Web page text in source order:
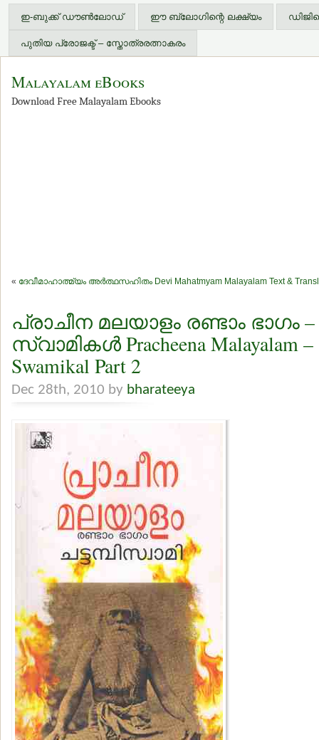
ഇ-ബുക്ക് ഡൗണ്‍ലോഡ് ഈ ബ്ലോഗിന്റെ ലക്ഷ്യം
പുതിയ പ്രോജക്ട് – സ്തോത്രരത്നാകരം
Malayalam eBooks
Download Free Malayalam Ebooks
« ദേവീമാഹാത്മ്യം അര്‍ത്ഥസഹിതം Devi Mahatmyam Malayalam Text &
പ്രാചീന മലയാളം രണ്ടാം ഭാഗം –
സ്വാമികള്‍ Pracheena Malayalam –
Swamikal Part 2
Dec 28th, 2010 by bharateeya